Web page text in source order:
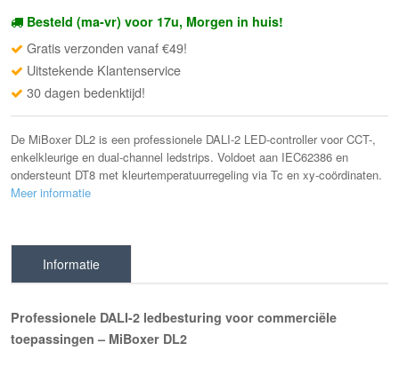
Besteld (ma-vr) voor 17u, Morgen in huis!
Gratis verzonden vanaf €49!
Uitstekende Klantenservice
30 dagen bedenktijd!
De MiBoxer DL2 is een professionele DALI-2 LED-controller voor CCT-,
enkelkleurige en dual-channel ledstrips. Voldoet aan IEC62386 en
ondersteunt DT8 met kleurtemperatuurregeling via Tc en xy-coördinaten.
Meer informatie
Informatie
Professionele DALI-2 ledbesturing voor commerciële
toepassingen – MiBoxer DL2